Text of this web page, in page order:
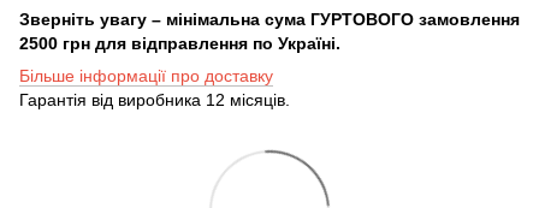
Зверніть увагу – мінімальна сума ГУРТОВОГО замовлення
2500 грн для відправлення по Україні.
Більше інформації про доставку
Гарантія від виробника 12 місяців.